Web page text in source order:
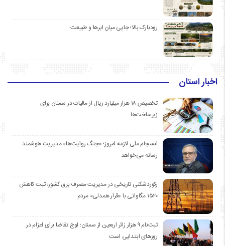
رودبارک بالا؛ جایی میان ابرها و طبیعت
اخبار استان
تخصیص ۱۸ هزار میلیارد ریال از مالیات در سمنان برای
زیرساخت‌ها
انسجام ملی لازمه امروز؛ «جنگ روایت‌ها» مدیریت هوشمند
رسانه می‌خواهد
رکوردشکنی تاریخی در مدیریت مصرف برق کشور؛ ثبت کاهش
۱۵۲۰ مگاواتی با «قرار همدلی» مردم
ثبت‌نام ۹ هزار زائر اربعین از سمنان؛ اوج تقاضا برای اعزام در
روزهای ابتدایی است